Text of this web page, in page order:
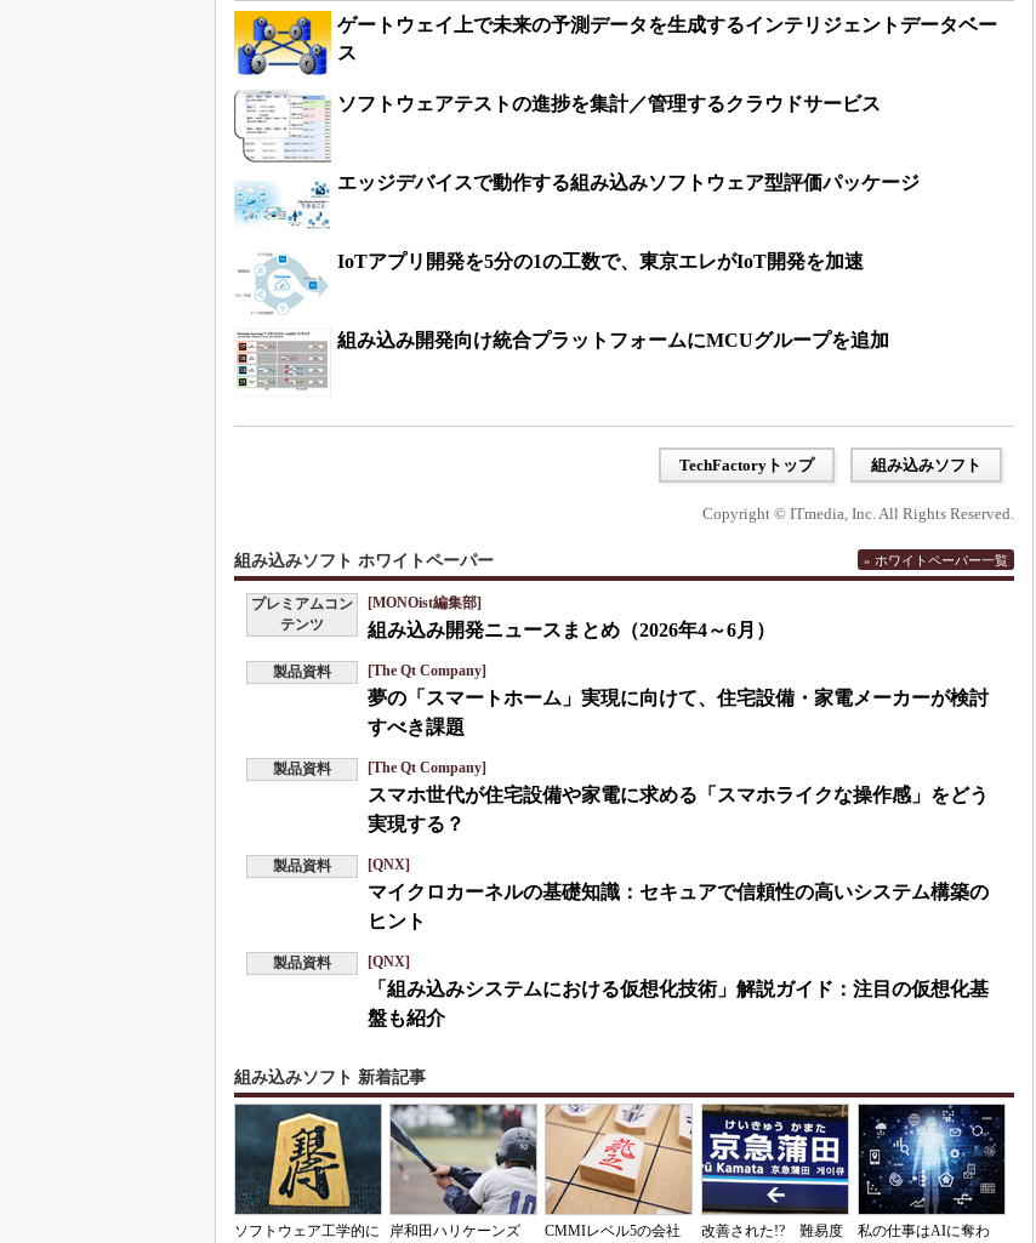
ゲートウェイ上で未来の予測データを生成するインテリジェントデータベー
ス
ソフトウェアテストの進捗を集計／管理するクラウドサービス
エッジデバイスで動作する組み込みソフトウェア型評価パッケージ
IoTアプリ開発を5分の1の工数で、東京エレがIoT開発を加速
組み込み開発向け統合プラットフォームにMCUグループを追加
TechFactoryトップ 組み込みソフト
Copyright © ITmedia, Inc. All Rights Reserved.
組み込みソフト ホワイトペーパー » ホワイトペーパー一覧
プレミアムコン
テンツ
[MONOist編集部]
組み込み開発ニュースまとめ（2026年4～6月）
製品資料 [The Qt Company]
夢の「スマートホーム」実現に向けて、住宅設備・家電メーカーが検討
すべき課題
製品資料 [The Qt Company]
スマホ世代が住宅設備や家電に求める「スマホライクな操作感」をどう
実現する？
製品資料 [QNX]
マイクロカーネルの基礎知識：セキュアで信頼性の高いシステム構築の
ヒント
製品資料 [QNX]
「組み込みシステムにおける仮想化技術」解説ガイド：注目の仮想化基
盤も紹介
組み込みソフト 新着記事
ソフトウェア工学的に 岸和田ハリケーンズ CMMIレベル5の会社 改善された!? 難易度 私の仕事はAIに奪わ